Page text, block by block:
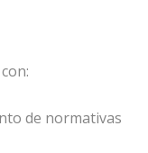
de normativas